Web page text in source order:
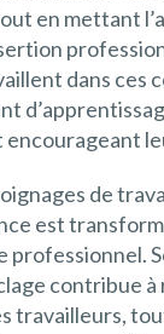
en mettant
dans ces
de
est
professionnel.
contribue
travailleurs,